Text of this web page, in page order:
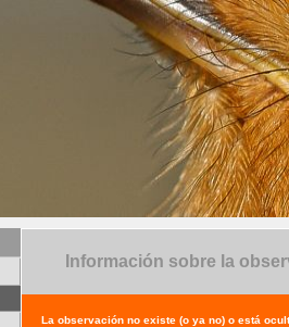
Información sobre la
La observación no existe (o ya no) o está